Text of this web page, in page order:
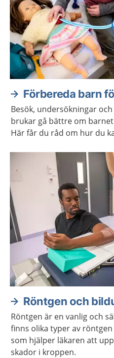
Förbereda barn
Besök, undersökningar
brukar gå bättre om
Här får du råd om hur du
Röntgen och
Röntgen är en vanlig och
finns olika typer av
som hjälper läkaren att
skador i kroppen.